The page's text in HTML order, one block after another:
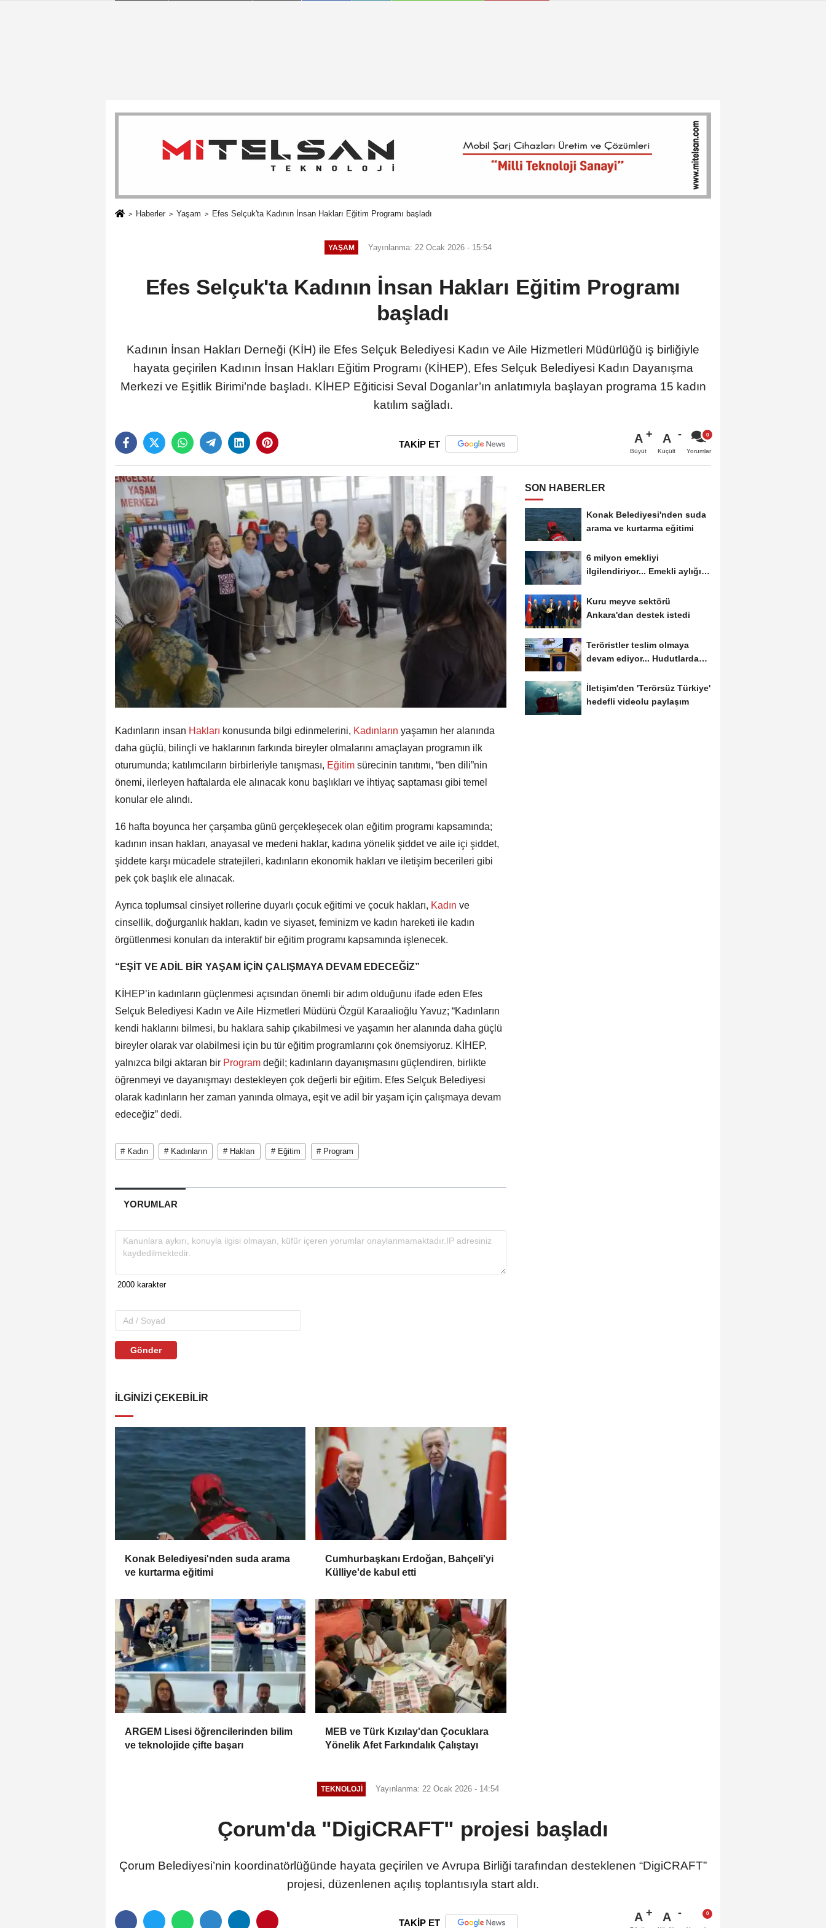
Haberler Yaşam Efes Selçuk'ta Kadının İnsan Hakları Eğitim Programı başladı
YAŞAM Yayınlanma: 22 Ocak 2026 - 15:54
Efes Selçuk'ta Kadının İnsan Hakları Eğitim Programı
başladı
Kadının İnsan Hakları Derneği (KİH) ile Efes Selçuk Belediyesi Kadın ve Aile Hizmetleri Müdürlüğü iş birliğiyle
hayata geçirilen Kadının İnsan Hakları Eğitim Programı (KİHEP), Efes Selçuk Belediyesi Kadın Dayanışma
Merkezi ve Eşitlik Birimi’nde başladı. KİHEP Eğiticisi Seval Doganlar’ın anlatımıyla başlayan programa 15 kadın
katılım sağladı.
TAKİP ET A
Büyüt
A
Küçült Yorumlar
Kadınların insan Hakları konusunda bilgi edinmelerini, Kadınların yaşamın her alanında
daha güçlü, bilinçli ve haklarının farkında bireyler olmalarını amaçlayan programın ilk
oturumunda; katılımcıların birbirleriyle tanışması, Eğitim sürecinin tanıtımı, “ben dili”nin
önemi, ilerleyen haftalarda ele alınacak konu başlıkları ve ihtiyaç saptaması gibi temel
konular ele alındı.
16 hafta boyunca her çarşamba günü gerçekleşecek olan eğitim programı kapsamında;
kadının insan hakları, anayasal ve medeni haklar, kadına yönelik şiddet ve aile içi şiddet,
şiddete karşı mücadele stratejileri, kadınların ekonomik hakları ve iletişim becerileri gibi
pek çok başlık ele alınacak.
Ayrıca toplumsal cinsiyet rollerine duyarlı çocuk eğitimi ve çocuk hakları, Kadın ve
cinsellik, doğurganlık hakları, kadın ve siyaset, feminizm ve kadın hareketi ile kadın
örgütlenmesi konuları da interaktif bir eğitim programı kapsamında işlenecek.
“EŞİT VE ADİL BİR YAŞAM İÇİN ÇALIŞMAYA DEVAM EDECEĞİZ”
KİHEP’in kadınların güçlenmesi açısından önemli bir adım olduğunu ifade eden Efes
Selçuk Belediyesi Kadın ve Aile Hizmetleri Müdürü Özgül Karaalioğlu Yavuz; “Kadınların
kendi haklarını bilmesi, bu haklara sahip çıkabilmesi ve yaşamın her alanında daha güçlü
bireyler olarak var olabilmesi için bu tür eğitim programlarını çok önemsiyoruz. KİHEP,
yalnızca bilgi aktaran bir Program değil; kadınların dayanışmasını güçlendiren, birlikte
öğrenmeyi ve dayanışmayı destekleyen çok değerli bir eğitim. Efes Selçuk Belediyesi
olarak kadınların her zaman yanında olmaya, eşit ve adil bir yaşam için çalışmaya devam
edeceğiz” dedi.
# Kadın # Kadınların # Hakları # Eğitim # Program
YORUMLAR
Gönder
İLGINIZI ÇEKEBILIR
Konak Belediyesi'nden suda arama
ve kurtarma eğitimi
Cumhurbaşkanı Erdoğan, Bahçeli'yi
Külliye'de kabul etti
ARGEM Lisesi öğrencilerinden bilim
ve teknolojide çifte başarı
MEB ve Türk Kızılay'dan Çocuklara
Yönelik Afet Farkındalık Çalıştayı
SON HABERLER
Konak Belediyesi'nden suda
arama ve kurtarma eğitimi
6 milyon emekliyi
ilgilendiriyor... Emekli aylığı
Kuru meyve sektörü
Ankara'dan destek istedi
Teröristler teslim olmaya
devam ediyor... Hudutlarda
İletişim'den 'Terörsüz Türkiye'
hedefli videolu paylaşım
TEKNOLOJI Yayınlanma: 22 Ocak 2026 - 14:54
Çorum'da "DigiCRAFT" projesi başladı
Çorum Belediyesi’nin koordinatörlüğünde hayata geçirilen ve Avrupa Birliği tarafından desteklenen “DigiCRAFT”
projesi, düzenlenen açılış toplantısıyla start aldı.
TAKİP ET A A